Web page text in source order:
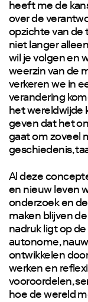
heeft me de
over de
opzichte van de
niet langer
wil je volgen en
weerzin van de
verkeren we in
verandering
het wereldwijde
geven dat het
gaat om zoveel
geschiedenis,
Al deze
en nieuw leven
onderzoek en
maken blijven
nadruk ligt op
autonome,
ontwikkelen
werken en
vooroordelen,
hoe de wereld